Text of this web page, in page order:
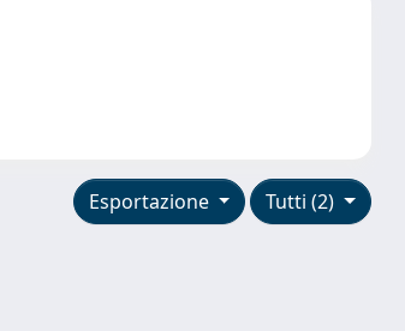
Tutti (2)
Esportazione